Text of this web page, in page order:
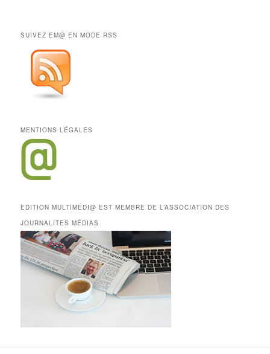
SUIVEZ EM@ EN MODE RSS
MENTIONS LÉGALES
EDITION MULTIMÉDI@ EST MEMBRE DE L’ASSOCIATION DES
JOURNALITES MÉDIAS